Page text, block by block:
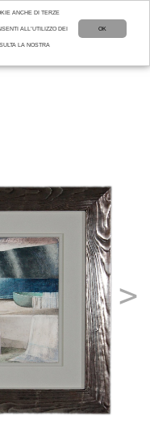
OK
ANCHE DI TERZE
ALL’UTILIZZO DEI
LA NOSTRA